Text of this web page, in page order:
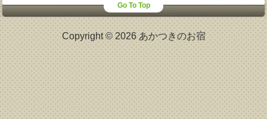
Go To Top
Copyright © 2026 あかつきのお宿